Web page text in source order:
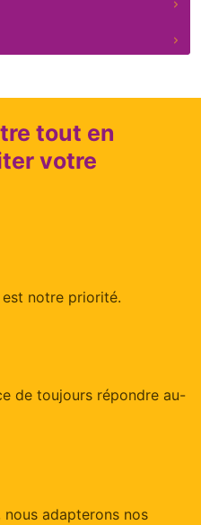
tout en
votre
notre priorité.
de toujours répondre au-
nous adapterons nos